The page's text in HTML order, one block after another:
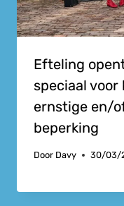
Efteling
speciaal voor
ernstige en/
beperking
Door Davy 30/03/